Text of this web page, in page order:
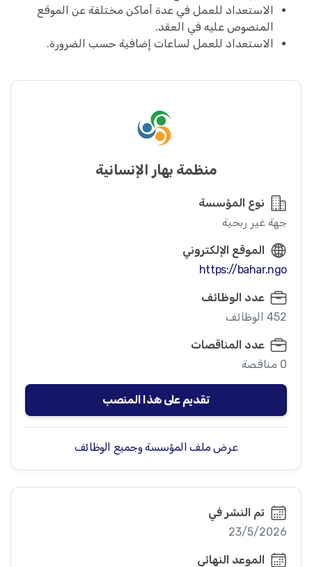
الاستعداد للعمل في عدة أماكن مختلفة عن الموقع
المنصوص عليه في العقد.
الاستعداد للعمل لساعات إضافية حسب الضرورة.
منظمة بهار الإنسانية
نوع المؤسسة
جهة غير ربحية
الموقع الإلكتروني
https://bahar.ngo
عدد الوظائف
452 الوظائف
عدد المناقصات
0 مناقصة
تقديم على هذا المنصب
عرض ملف المؤسسة وجميع الوظائف
تم النشر في
23/5/2026
الموعد النهائي